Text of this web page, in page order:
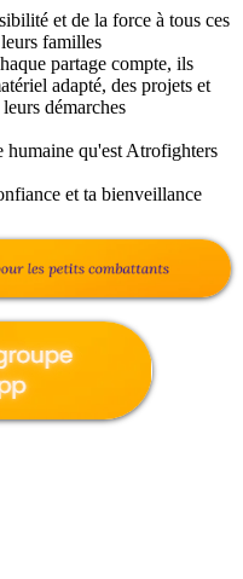
et de la force à tous ces
familles
partage compte, ils
adapté, des projets et
démarches
humaine qu'est Atrofighters
et ta bienveillance